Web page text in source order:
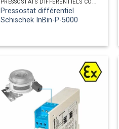
PRESSOSTATS DIFFÉRENTIELS CÔTÉ AIR
Pressostat différentiel
Schischek InBin-P-5000